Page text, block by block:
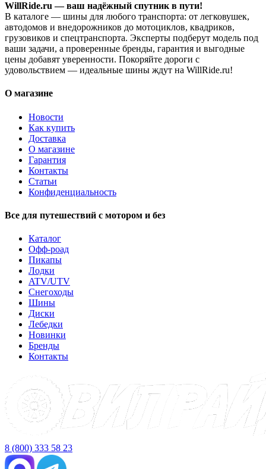
WillRide.ru — ваш надёжный спутник в пути!
В каталоге — шины для любого транспорта: от легковушек,
автодомов и внедорожников до мотоциклов, квадриков,
грузовиков и спецтранспорта. Эксперты подберут модель под
ваши задачи, а проверенные бренды, гарантия и выгодные
цены добавят уверенности. Покоряйте дороги с
удовольствием — идеальные шины ждут на WillRide.ru!
О магазине
Новости
Как купить
Доставка
О магазине
Гарантия
Контакты
Статьи
Конфиденциальность
Все для путешествий с мотором и без
Каталог
Офф-роад
Пикапы
Лодки
ATV/UTV
Снегоходы
Шины
Диски
Лебедки
Новинки
Бренды
Контакты
8 (800) 333 58 23